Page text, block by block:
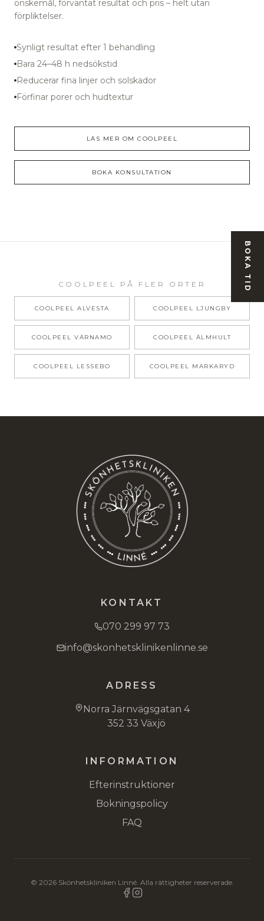
BOKA TID
önskemål, förväntat resultat och pris – helt utan
förpliktelser.
Synligt resultat efter 1 behandling
Bara 24–48 h nedsökstid
Reducerar fina linjer och solskador
Förfinar porer och hudtextur
LÄS MER OMCOOLPEEL
BOKA KONSULTATION
COOLPEEL PÅ FLER ORTER
COOLPEEL ALVESTA COOLPEEL LJUNGBY
COOLPEEL VÄRNAMO COOLPEEL ÄLMHULT
COOLPEEL LESSEBO COOLPEEL MARKARYD
KONTAKT
070 299 97 73
info@skonhetsklinikenlinne.se
ADRESS
Norra Järnvägsgatan 4
352 33 Växjö
INFORMATION
Efterinstruktioner
Bokningspolicy
FAQ
© 2026Skönhetskliniken Linné. Alla rättigheter reserverade.